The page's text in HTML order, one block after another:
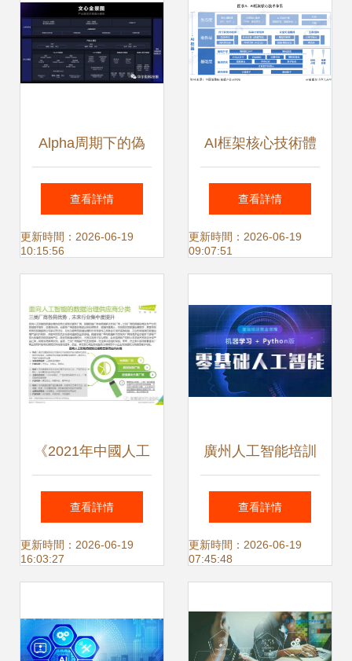
Alpha周期下的偽
風口 人工智能基礎
軟件開發的冷思考
查看詳情
更新時間：2026-06-19
10:15:56
AI框架核心技術體
系 人工智能基礎軟
件的七層架構解析
查看詳情
更新時間：2026-06-19
09:07:51
《2021年中國人工
智能基礎層行業報
告 基礎軟件開發的
查看詳情
更新時間：2026-06-19
16:03:27
廣州人工智能培訓
學校推薦與基礎軟
件開發指南
查看詳情
更新時間：2026-06-19
07:45:48